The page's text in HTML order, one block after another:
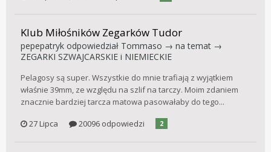
Klub Miłośników Zegarków Tudor
pepepatryk odpowiedział Tommaso → na temat →
ZEGARKI SZWAJCARSKIE i NIEMIECKIE
Pelagosy są super. Wszystkie do mnie trafiają z wyjątkiem
właśnie 39mm, ze względu na szlif na tarczy. Moim zdaniem
znacznie bardziej tarcza matowa pasowałaby do tego...
27 Lipca
20096 odpowiedzi 2